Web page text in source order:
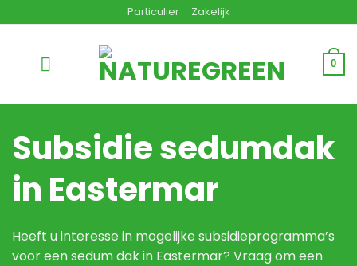
naar
Particulier Zakelijk
0
Subsidie sedumdak
in Eastermar
Heeft u interesse in mogelijke subsidieprogramma’s
voor een sedum dak in Eastermar? Vraag om een